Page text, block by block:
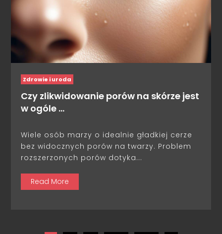
Zdrowie i uroda
Czy zlikwidowanie porów na skórze jest
w ogóle …
Wiele osób marzy o idealnie gładkiej cerze
bez widocznych porów na twarzy. Problem
rozszerzonych porów dotyka...
Read More